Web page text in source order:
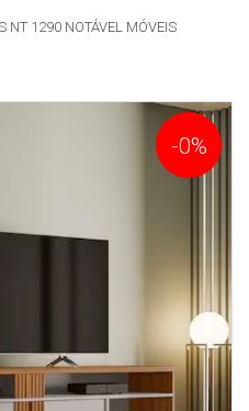
NT 1290 NOTÁVEL MÓVEIS
-0%